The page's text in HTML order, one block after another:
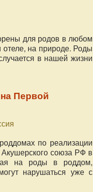
для родов в любом
на природе. Роды
в нашей жизни
Первой
по реализации
союза РФ в
на роды в роддом,
нарушаться уже с